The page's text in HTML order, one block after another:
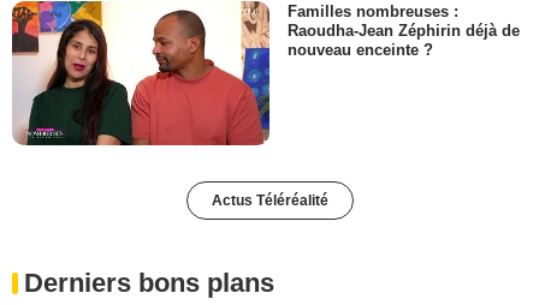
Familles nombreuses :
Raoudha-Jean Zéphirin déjà de
nouveau enceinte ?
Actus Téléréalité
Derniers bons plans